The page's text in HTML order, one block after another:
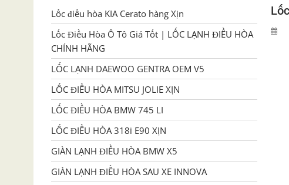
Lốc điều hòa KIA Cerato hàng Xịn
Lốc Điều Hòa Ô Tô Giá Tốt | LỐC LẠNH ĐIỀU HÒA
CHÍNH HÃNG
LỐC LẠNH DAEWOO GENTRA OEM V5
LỐC ĐIỀU HÒA MITSU JOLIE XỊN
LỐC ĐIỀU HÒA BMW 745 LI
LỐC ĐIỀU HÒA 318i E90 XỊN
GIÀN LẠNH ĐIỀU HÒA BMW X5
GIÀN LẠNH ĐIỀU HÒA SAU XE INNOVA